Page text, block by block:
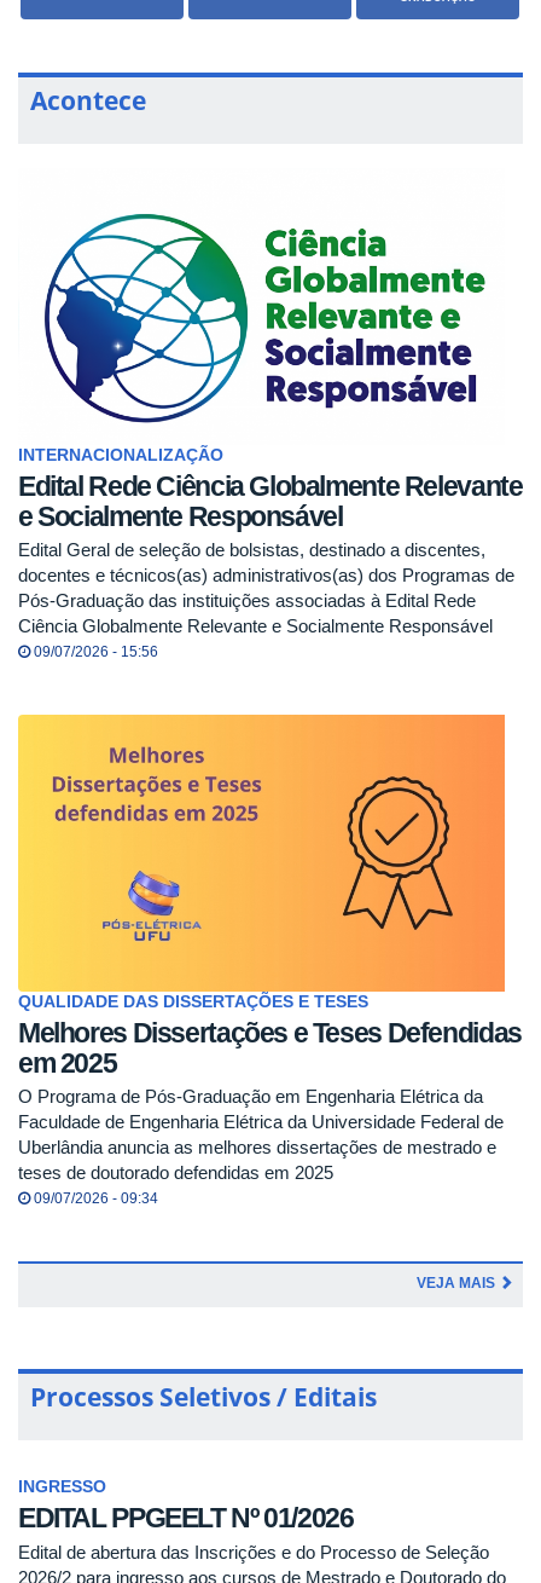
Acontece
INTERNACIONALIZAÇÃO
Edital Rede Ciência Globalmente Relevante
e Socialmente Responsável
Edital Geral de seleção de bolsistas, destinado a discentes,
docentes e técnicos(as) administrativos(as) dos Programas de
Pós-Graduação das instituições associadas à Edital Rede
Ciência Globalmente Relevante e Socialmente Responsável
09/07/2026 - 15:56
QUALIDADE DAS DISSERTAÇÕES E TESES
Melhores Dissertações e Teses Defendidas
em 2025
O Programa de Pós-Graduação em Engenharia Elétrica da
Faculdade de Engenharia Elétrica da Universidade Federal de
Uberlândia anuncia as melhores dissertações de mestrado e
teses de doutorado defendidas em 2025
09/07/2026 - 09:34
VEJA MAIS
Processos Seletivos / Editais
INGRESSO
EDITAL PPGEELT Nº 01/2026
Edital de abertura das Inscrições e do Processo de Seleção
2026/2 para ingresso aos cursos de Mestrado e Doutorado do